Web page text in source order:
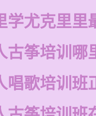
学尤克里里
古筝培训哪
唱歌培训班